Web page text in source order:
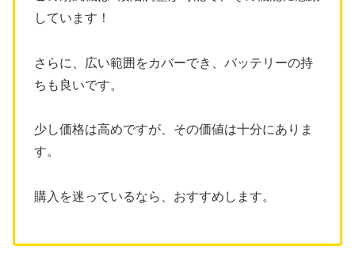
しています！
さらに、広い範囲をカバーでき、バッテリーの持
ちも良いです。
少し価格は高めですが、その価値は十分にありま
す。
購入を迷っているなら、おすすめします。